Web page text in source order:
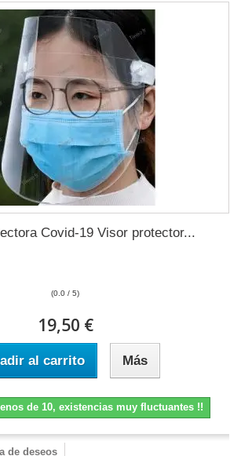
Covid-19 Visor protector...
(0.0 / 5)
19,50 €
al carrito Más
de 10, existencias muy fluctuantes !!
de deseos